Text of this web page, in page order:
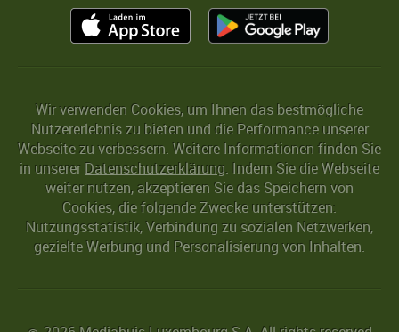
Wir verwenden Cookies, um Ihnen das bestmögliche
Nutzererlebnis zu bieten und die Performance unserer
Webseite zu verbessern. Weitere Informationen finden Sie
in unserer Datenschutzerklärung. Indem Sie die Webseite
weiter nutzen, akzeptieren Sie das Speichern von
Cookies, die folgende Zwecke unterstützen:
Nutzungsstatistik, Verbindung zu sozialen Netzwerken,
gezielte Werbung und Personalisierung von Inhalten.